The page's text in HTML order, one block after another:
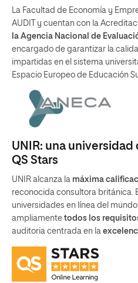
La Facultad de Economía y
AUDIT y cuentan con la
la Agencia Nacional de
encargado de garantizar la
impartidas en el sistema
Espacio Europeo de Educación
UNIR: una universidad
QS Stars
UNIR alcanza la máxima
reconocida consultora británica.
universidades en línea del
ampliamente todos los
auditoria centrada en la